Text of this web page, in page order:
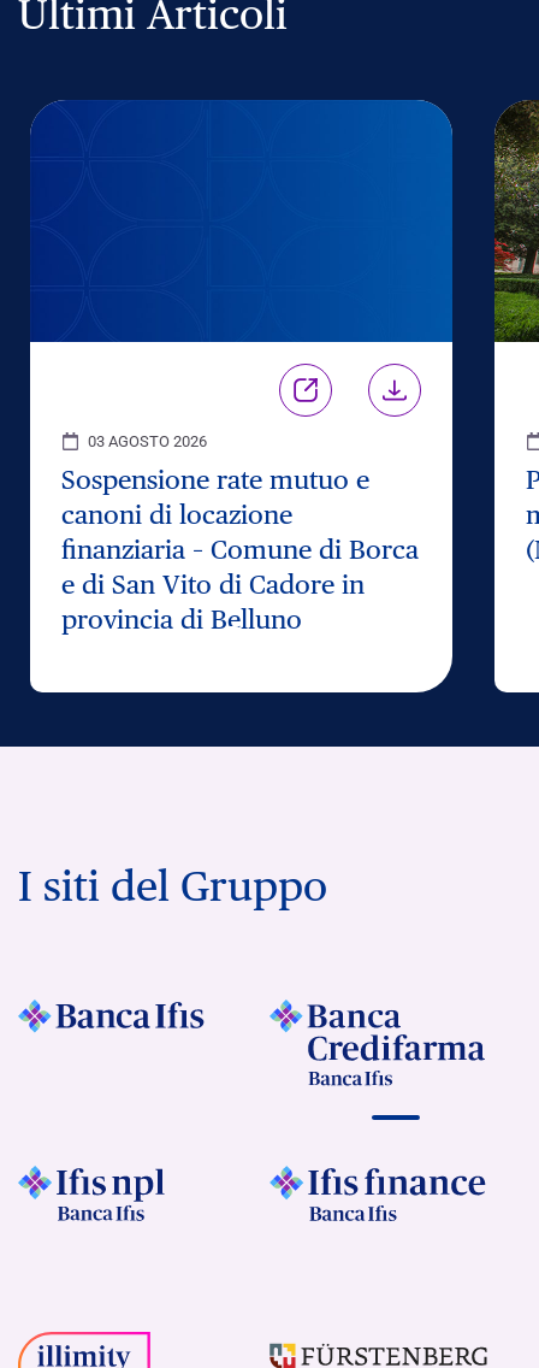
Ultimi Articoli
03 AGOSTO 2026
Sospensione rate mutuo e
canoni di locazione
finanziaria – Comune di Borca
e di San Vito di Cadore in
provincia di Belluno
I siti del Gruppo